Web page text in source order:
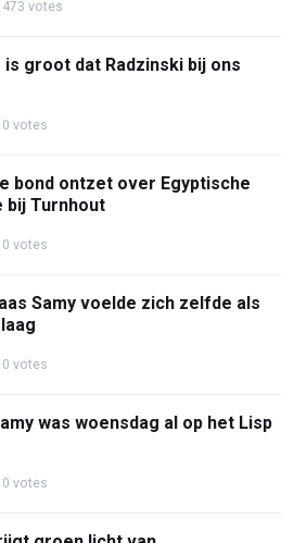
473 votes
is groot dat Radzinski bij ons
0 votes
bond ontzet over Egyptische
bij Turnhout
0 votes
Samy voelde zich zelfde als
0 votes
was woensdag al op het Lisp
0 votes